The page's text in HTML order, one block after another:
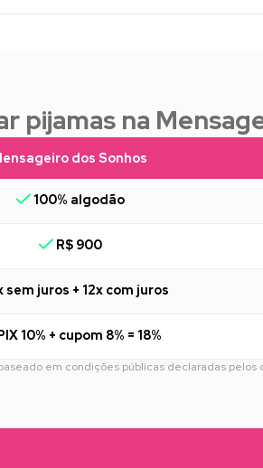
pijamas na
dos Sonhos
100% algodão
R$ 900
sem juros + 12x com juros
10% + cupom 8% = 18%
em condições públicas declaradas pelos